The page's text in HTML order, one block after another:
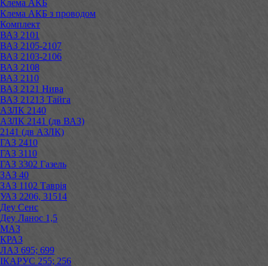
Клема АКБ
Клема АКБ з проводом
Комплект
ВАЗ 2101
ВАЗ 2105-2107
ВАЗ 2103-2106
ВАЗ 2108
ВАЗ 2110
ВАЗ 2121 Нива
ВАЗ 21213 Тайга
АЗЛК 2140
АЗЛК 2141 (дв ВАЗ)
2141 (дв АЗЛК)
ГАЗ 2410
ГАЗ 3110
ГАЗ 3302 Газель
ЗАЗ 40
ЗАЗ 1102 Таврія
УАЗ 2206, 31514
Деу Сенс
Деу Ланос 1,5
МАЗ
КРАЗ
ЛАЗ 695; 699
ІКАРУС 255; 256